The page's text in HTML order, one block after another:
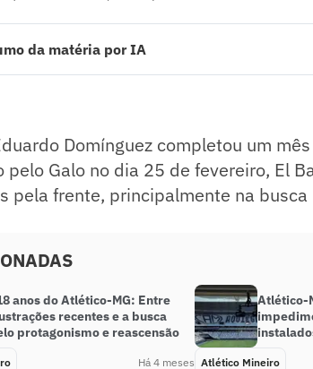
da matéria por IA
Domínguez completou um
pelo Galo no dia 25 de fevereiro, El
pela frente, principalmente na
anos do Atlético-MG: Entre
recentes e a busca
protagonismo e reascensão
Há 4 meses
Atlético-
Atlético Mineiro